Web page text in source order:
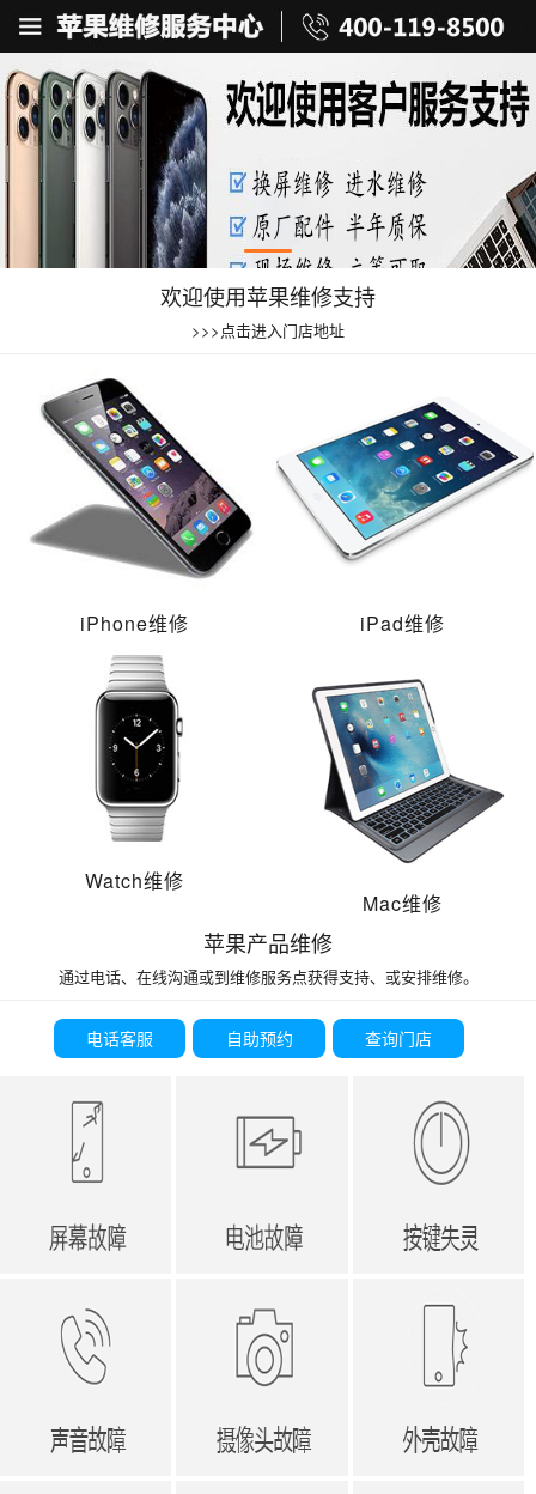
欢迎使用苹果维修支持
>>>点击进入门店地址
iPhone维修 iPad维修
Watch维修
Mac维修
苹果产品维修
通过电话、在线沟通或到维修服务点获得支持、或安排维修。
电话客服 自助预约 查询门店